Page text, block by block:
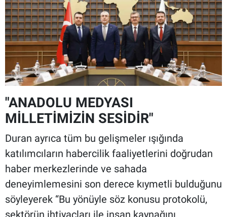
"ANADOLU MEDYASI
MİLLETİMİZİN SESİDİR"
Duran ayrıca tüm bu gelişmeler ışığında
katılımcıların habercilik faaliyetlerini doğrudan
haber merkezlerinde ve sahada
deneyimlemesini son derece kıymetli bulduğunu
söyleyerek “Bu yönüyle söz konusu protokolü,
sektörün ihtiyaçları ile insan kaynağını